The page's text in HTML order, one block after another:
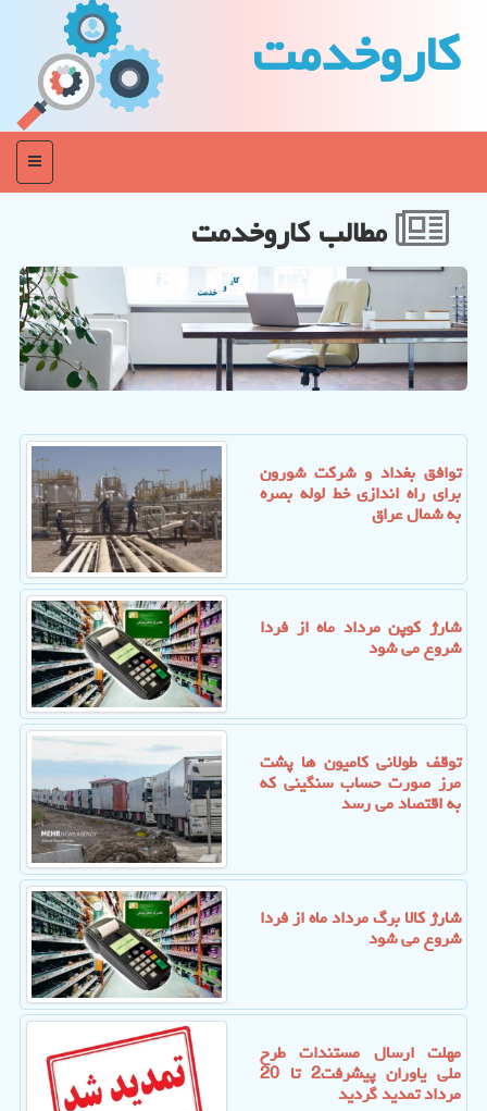
كاروخدمت
منو
مطالب كاروخدمت
توافق بغداد و شرکت شورون
برای راه اندازی خط لوله بصره
به شمال عراق
شارژ کوپن مرداد ماه از فردا
شروع می شود
توقف طولانی کامیون ها پشت
مرز صورت حساب سنگینی که
به اقتصاد می رسد
شارژ کالا برگ مرداد ماه از فردا
شروع می شود
مهلت ارسال مستندات طرح
ملی یاوران پیشرفت2 تا 20
مرداد تمدید گردید